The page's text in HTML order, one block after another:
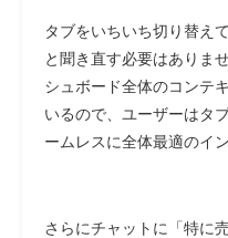
タブをいちいち切り替え
と聞き直す必要はありま
シュボード全体のコンテ
いるので、ユーザーはタ
ームレスに全体最適のイ
さらにチャットに「特に